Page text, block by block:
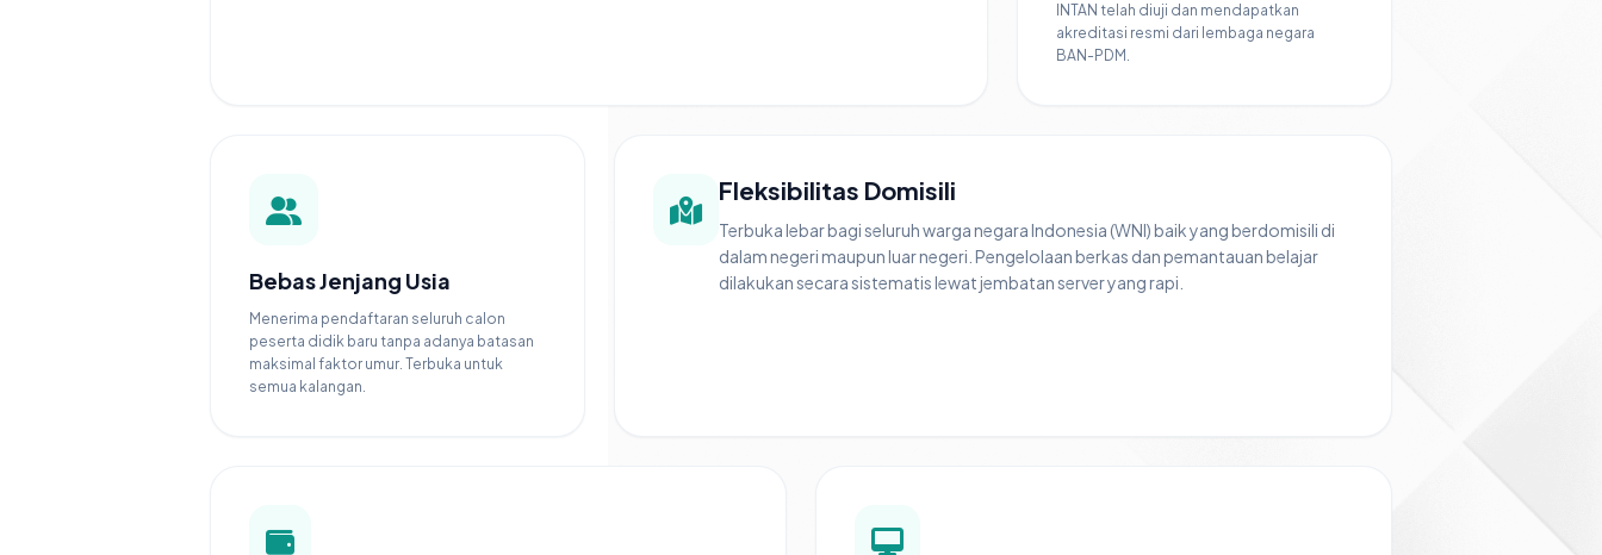
INTAN telah diuji dan mendapatkan
akreditasi resmi dari lembaga negara
BAN-PDM.
Bebas Jenjang Usia
Menerima pendaftaran seluruh calon
peserta didik baru tanpa adanya batasan
maksimal faktor umur. Terbuka untuk
semua kalangan.
Fleksibilitas Domisili
Terbuka lebar bagi seluruh warga negara Indonesia (WNI) baik yang berdomisili di
dalam negeri maupun luar negeri. Pengelolaan berkas dan pemantauan belajar
dilakukan secara sistematis lewat jembatan server yang rapi.